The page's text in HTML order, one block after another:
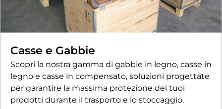
Casse e Gabbie
Scopri la nostra gamma di gabbie in legno, casse in
legno e casse in compensato, soluzioni progettate
per garantire la massima protezione dei tuoi
prodotti durante il trasporto e lo stoccaggio.